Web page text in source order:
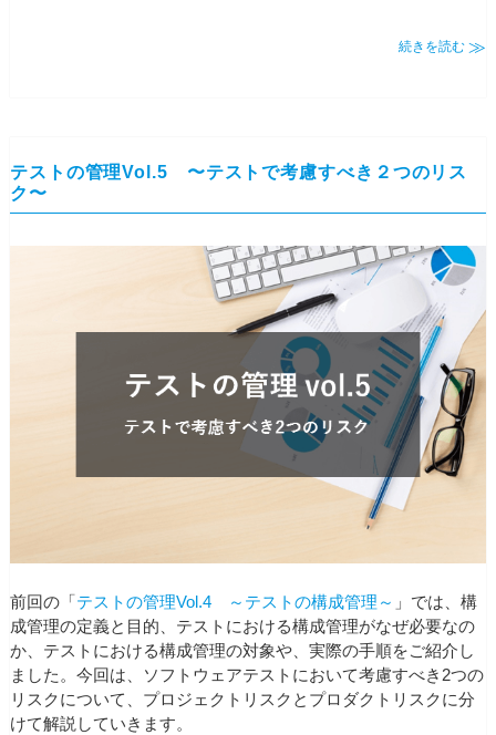
続きを読む
テストの管理Vol.5 〜テストで考慮すべき２つのリス
ク〜
前回の「テストの管理Vol.4 ～テストの構成管理～ 」では、構
成管理の定義と目的、テストにおける構成管理がなぜ必要なの
か、テストにおける構成管理の対象や、実際の手順をご紹介し
ました。今回は、ソフトウェアテストにおいて考慮すべき2つの
リスクについて、プロジェクトリスクとプロダクトリスクに分
けて解説していきます。